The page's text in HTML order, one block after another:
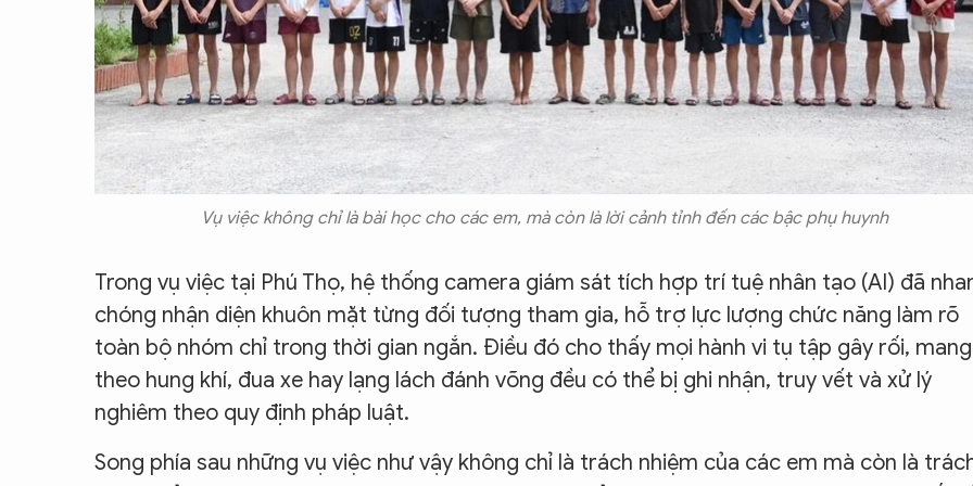
Vụ việc không chỉ là bài học cho các em, mà còn là lời cảnh tỉnh đến các bậc phụ huynh
Trong vụ việc tại Phú Thọ, hệ thống camera giám sát tích hợp trí tuệ nhân tạo (AI) đã
chóng nhận diện khuôn mặt từng đối tượng tham gia, hỗ trợ lực lượng chức năng làm rõ
toàn bộ nhóm chỉ trong thời gian ngắn. Điều đó cho thấy mọi hành vi tụ tập gây rối, mang
theo hung khí, đua xe hay lạng lách đánh võng đều có thể bị ghi nhận, truy vết và xử lý
nghiêm theo quy định pháp luật.
Song phía sau những vụ việc như vậy không chỉ là trách nhiệm của các em mà còn là